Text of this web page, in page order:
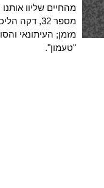
מהחיים שליוו
מספר 32,
מזמן; העיתונאי
"טעמון".